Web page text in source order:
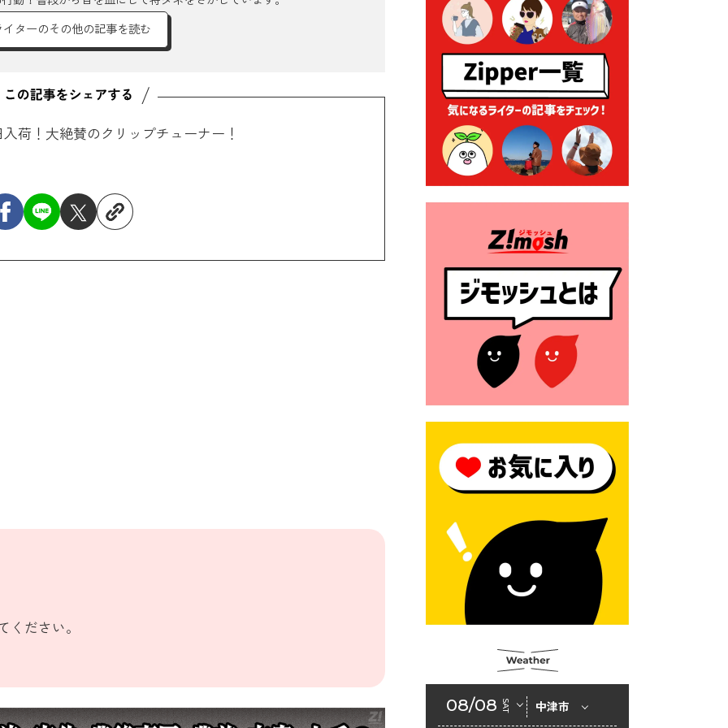
イターのその他の記事を読む
荷！大絶賛のクリップチューナー！
ください。
明書の添付省略について
2026年7月9日 廃食用油の回
収
2026年7月7日 「おゆずりコ
ーナー」について
2026年7月1日 豊前市民プール
一般開放
（令和８年４月１日施行）
格改定
2026年6月23日 公告一覧（市
内業者対象）を更新しまし
2026年6月23日 （一財）豊前
市佐野・則尾育英会奨学生募
2026年6月18日 セアカゴケグ
モにご注意ください！
ェルターの指定
2026年6月10日 令和８年経済
センサス-活動調査
2026年6月9日 令和８年第３
回定例会「一般質問一覧表」
2026年6月5日 新婚世帯の家
2026年6月2日 戸籍に氏名の
振り仮名が記載されます
08/08 SAT 中津市